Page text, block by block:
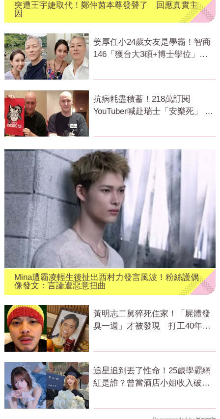
突遭王宇婕取代！鄭仲茵本尊發聲了 回應真實主
因
姜厚任小24歲女友是學霸！智商
146「獲台大3碩+博士學位」
抗病耗盡積蓄！218萬訂閱
YouTuber喊赴瑞士「安樂死」 上
Mina遭霸凌輕生後扯出西村力發言風波！粉絲護偶
像發文：言論遭惡意扭曲
黃明志二舅猝死住家！「屍體發
臭一週」才被發現 打工40年悲
追星追到丟了性命！25歲學霸網
紅是誰？曾當酒店小姐收入破